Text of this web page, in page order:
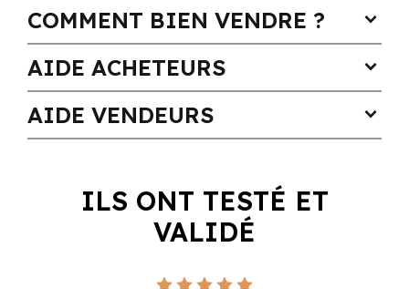
COMMENT BIEN VENDRE ? expand_more
AIDE ACHETEURS expand_more
AIDE VENDEURS expand_more
ILS ONT TESTÉ ET
VALIDÉ